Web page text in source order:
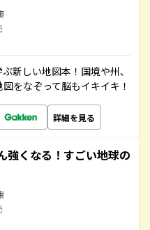
新しい地図本！国境や州、
をなぞって脳もイキイキ！
詳細を見る
強くなる！すごい地球の